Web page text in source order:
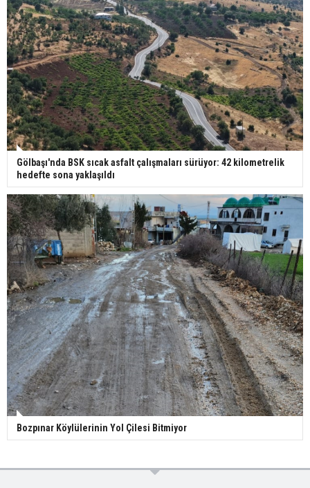
Gölbaşı'nda BSK sıcak asfalt çalışmaları sürüyor: 42 kilometrelik
hedefte sona yaklaşıldı
Bozpınar Köylülerinin Yol Çilesi Bitmiyor